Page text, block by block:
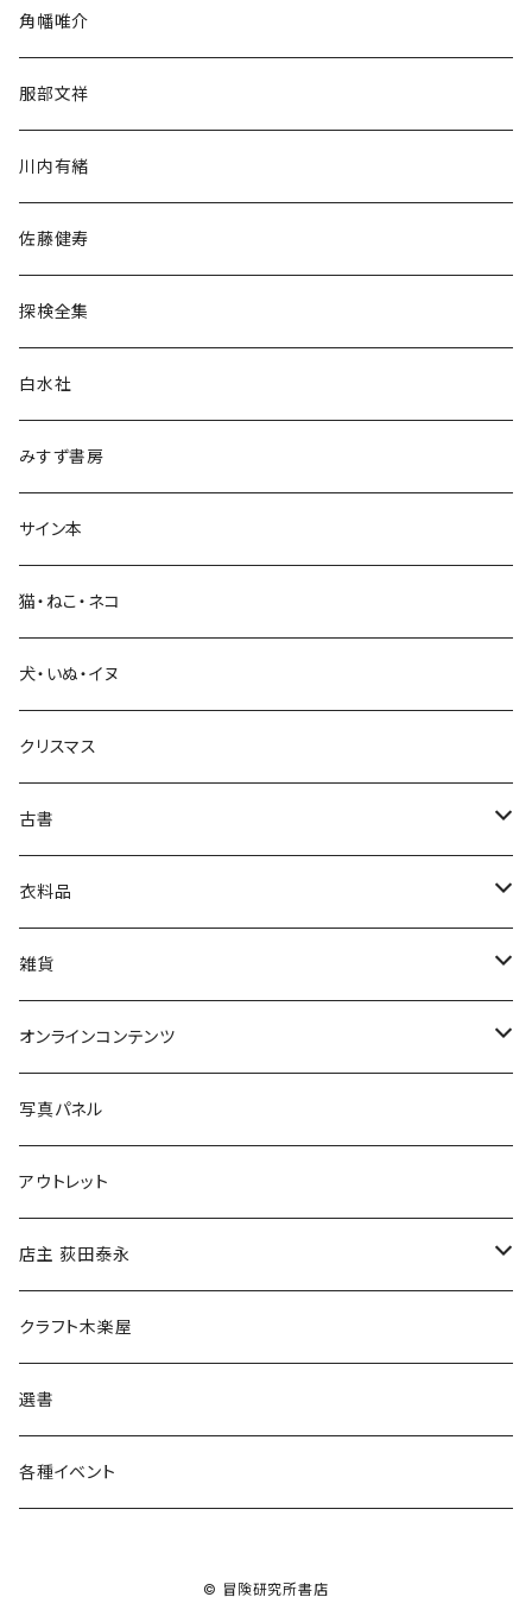
民族・風習
言語・ことば
生活・暮らし
芸術・絵画・写真
絵本・児童書
娯楽・エンターテインメント
角幡唯介
服部文祥
川内有緒
佐藤健寿
探検全集
白水社
みすず書房
サイン本
猫・ねこ・ネコ
犬・いぬ・イヌ
クリスマス
古書
古書セット
美術
衣料品
POLEWARDS
Tシャツ
雑貨
バッグ
ブックカバー
マグカップ
傘
食料品
その他
オンラインコンテンツ
冒険クロストーク
写真パネル
アウトレット
店主 荻田泰永
書籍
ウェア
クラフト木楽屋
選書
各種イベント
© 冒険研究所書店